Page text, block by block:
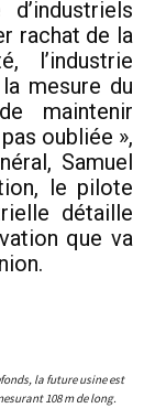
rachat de la
l’industrie
mesure du
maintenir
oubliée »,
Samuel
le pilote
détaille
que va
la future usine est
108 m de long.